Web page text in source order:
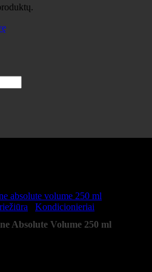
Kondicionieriai
Absolute Volume 250 ml